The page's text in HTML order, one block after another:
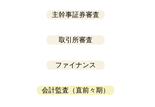
主幹事証券審査
取引所審査
ファイナンス
会計監査（直前々期）